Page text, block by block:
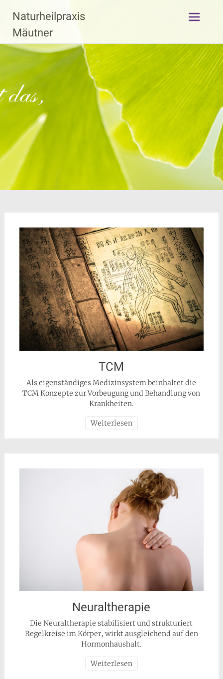
Inhalt
springen
Naturheilpraxis
Mäutner
TCM
Als eigenständiges Medizinsystem beinhaltet die
TCM Konzepte zur Vorbeugung und Behandlung von
Krankheiten.
Weiterlesen
Neuraltherapie
Die Neuraltherapie stabilisiert und strukturiert
Regelkreise im Körper, wirkt ausgleichend auf den
Hormonhaushalt.
Weiterlesen